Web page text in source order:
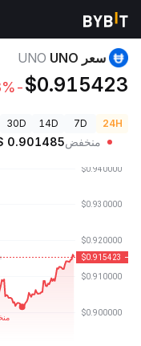
أسعار العملات الرقمية
سعر UNO UNO
$0.915423
-1.18%
24H
7D
14D
30D
منخفض0.901485